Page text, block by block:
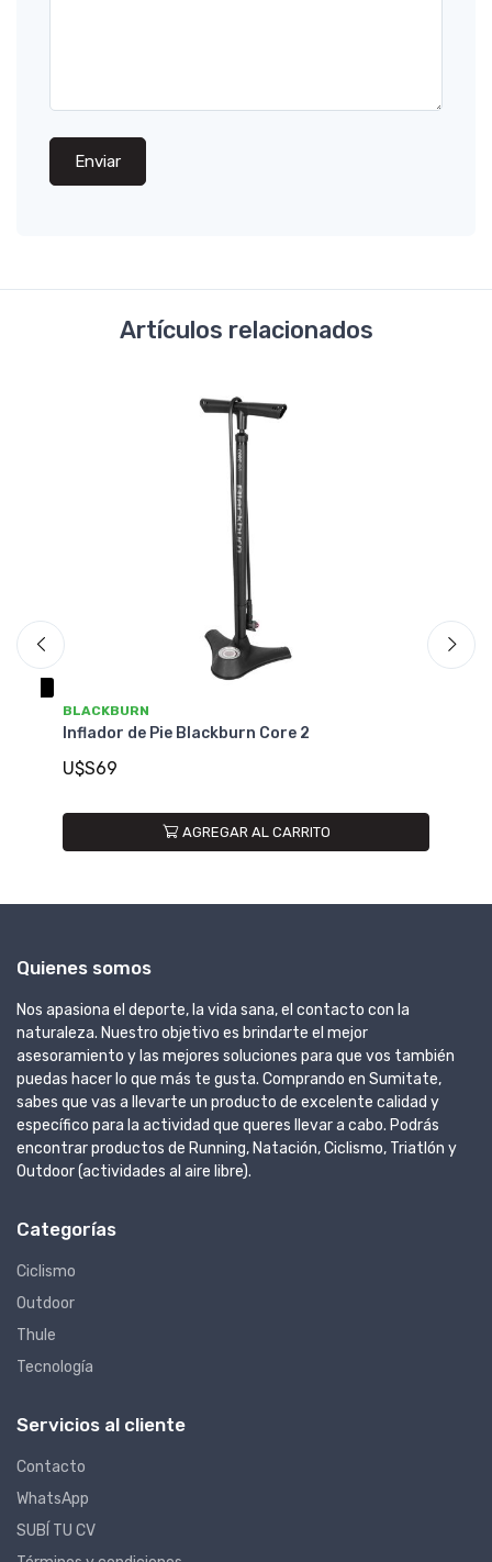
Enviar
Artículos relacionados
BLACKBURN
Inflador de Pie Blackburn Core 3
U$S99
AGREGAR AL CARRITO
Quienes somos
Nos apasiona el deporte, la vida sana, el contacto con la
naturaleza. Nuestro objetivo es brindarte el mejor
asesoramiento y las mejores soluciones para que vos también
puedas hacer lo que más te gusta. Comprando en Sumitate,
sabes que vas a llevarte un producto de excelente calidad y
específico para la actividad que queres llevar a cabo. Podrás
encontrar productos de Running, Natación, Ciclismo, Triatlón y
Outdoor (actividades al aire libre).
Categorías
Ciclismo
Outdoor
Thule
Tecnología
Servicios al cliente
Contacto
WhatsApp
SUBÍ TU CV